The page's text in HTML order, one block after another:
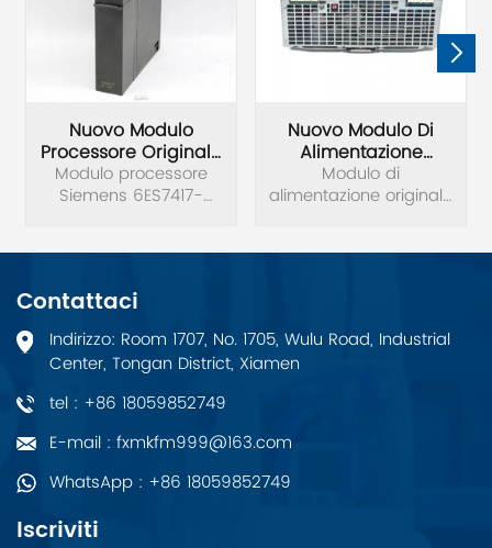
Nuovo Modulo
Processore Originale
Siemens 6ES7417-
4HL04-0AB0
Modulo processore
Siemens 6ES7417-
400H, CPU 417H Unità
centrale per S7-400H
4 interfacce: 1 MPI/DP, 1
DP e 2 per moduli di
sincronizzazione 20 MB
di memoria (10 MB
dati/10 programma
MB).
Nuovo Modulo Di
Alimentazione
Originale Siemens
6EP1437-3BA00
Modulo di
alimentazione originale
Contattaci
Indirizzo: Room 1707, No. 1705, Wulu Road, Industrial
Center, Tongan District, Xiamen
tel : +86 18059852749
E-mail : fxmkfm999@163.com
WhatsApp : +86 18059852749
Iscriviti